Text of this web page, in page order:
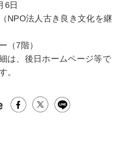
6日
NPO法人古き良き文化を継
（7階）
は、後日ホームページ等で
。